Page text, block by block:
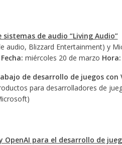
de audio “Living Audio”
audio, Blizzard Entertainment) y
Fecha: miércoles 20 de marzo Hora:
de desarrollo de juegos con
para desarrolladores de
OpenAI para el desarrollo de